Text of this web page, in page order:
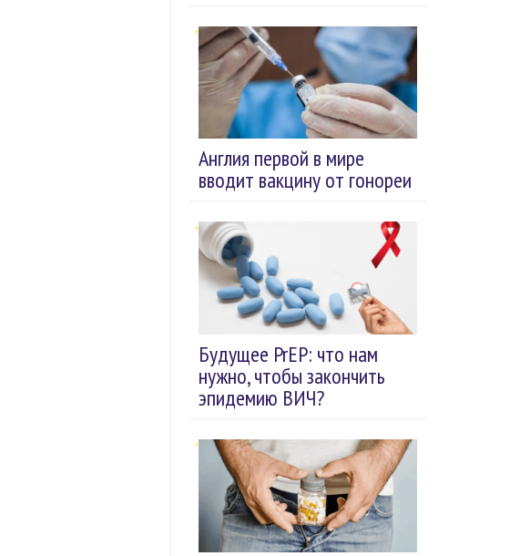
Англия первой в мире
вводит вакцину от гонореи
Будущее PrEP: что нам
нужно, чтобы закончить
эпидемию ВИЧ?